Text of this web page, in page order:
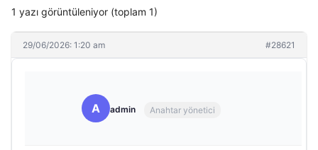
1 yazı görüntüleniyor (toplam 1)
29/06/2026: 1:20 am #28621
A admin Anahtar yönetici